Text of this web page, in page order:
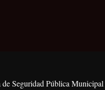
Seguridad Pública